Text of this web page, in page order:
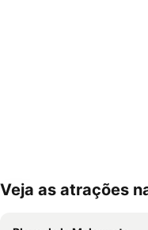
Ampliar mapa
Veja as atrações